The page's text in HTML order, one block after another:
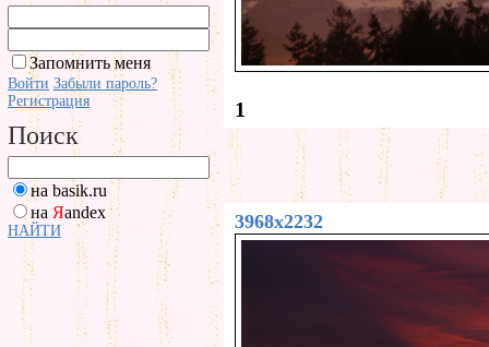
Запомнить меня
Войти Забыли пароль?
Регистрация
Поиск
на basik.ru
на Яandex
НАЙТИ
1
3968x2232